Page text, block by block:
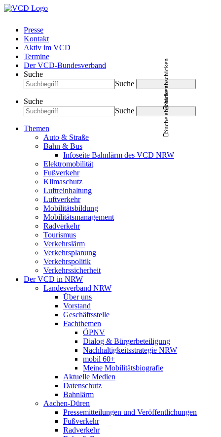
Presse
Kontakt
Aktiv im VCD
Termine
Der VCD-Bundesverband
Suche
Suche
Suche abschicken
Suche
Suche
Suche abschicken
Themen
Auto & Straße
Bahn & Bus
Infoseite Bahnlärm des VCD NRW
Elektromobilität
Fußverkehr
Klimaschutz
Luftreinhaltung
Luftverkehr
Mobilitätsbildung
Mobilitätsmanagement
Radverkehr
Tourismus
Verkehrslärm
Verkehrsplanung
Verkehrspolitik
Verkehrssicherheit
Der VCD in NRW
Landesverband NRW
Über uns
Vorstand
Geschäftsstelle
Fachthemen
ÖPNV
Dialog & Bürgerbeteiligung
Nachhaltigkeitsstrategie NRW
mobil 60+
Meine Mobilitätsbiografie
Aktuelle Medien
Datenschutz
Bahnlärm
Aachen-Düren
Pressemitteilungen und Veröffentlichungen
Fußverkehr
Radverkehr